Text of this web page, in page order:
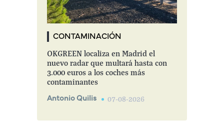
CONTAMINACIÓN
OKGREEN localiza en Madrid el
nuevo radar que multará hasta con
3.000 euros a los coches más
contaminantes
Antonio Quilis 07-08-2026